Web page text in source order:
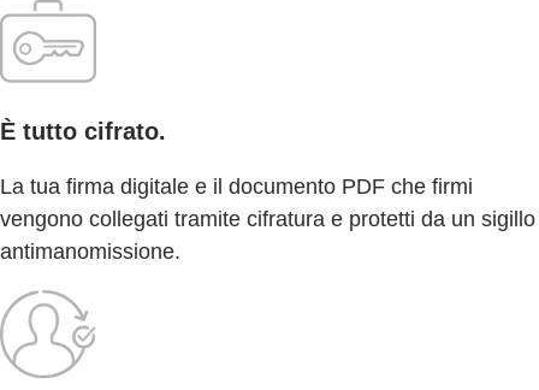
È tutto cifrato.
La tua firma digitale e il documento PDF che firmi
vengono collegati tramite cifratura e protetti da un sigillo
antimanomissione.